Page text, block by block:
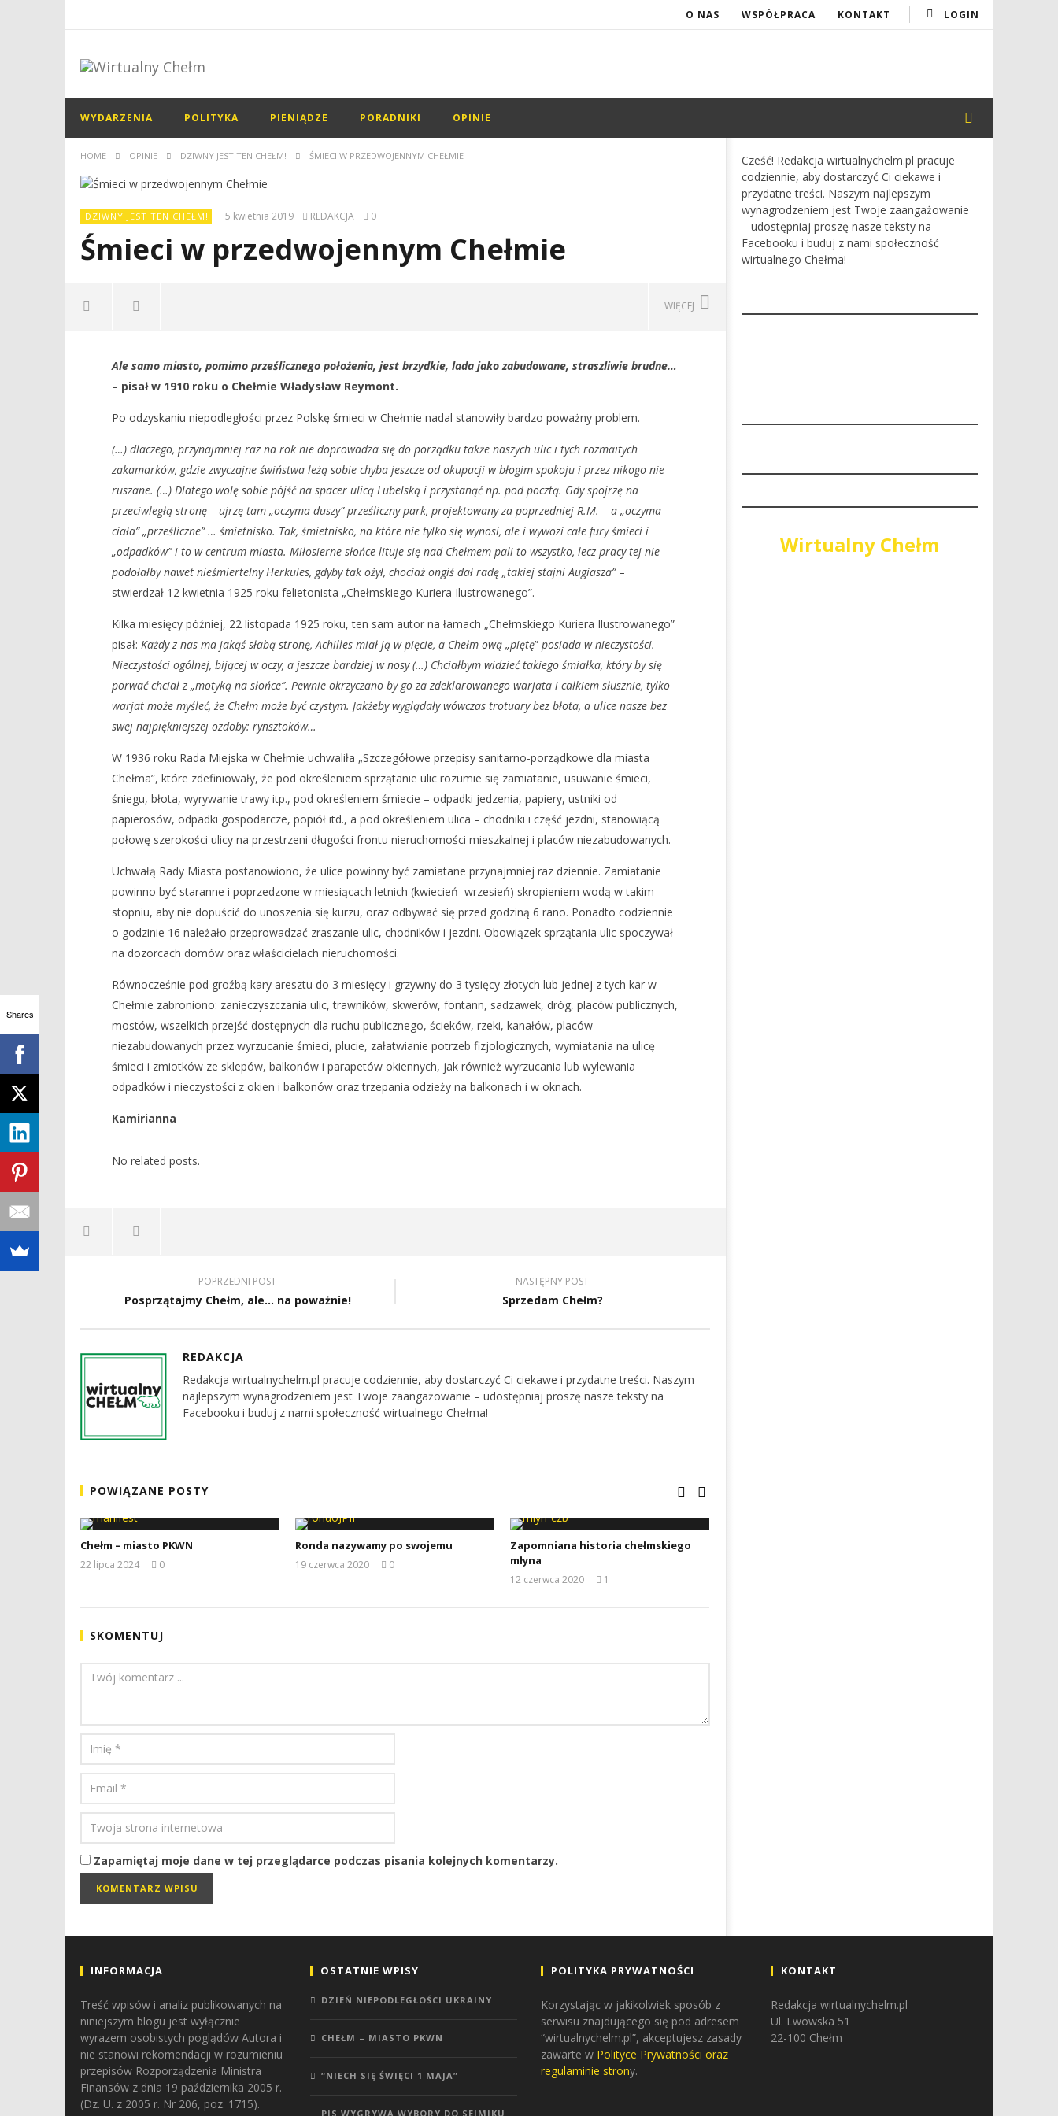
LOGIN
O NAS WSPÓŁPRACA KONTAKT
WYDARZENIA POLITYKA PIENIĄDZE PORADNIKI OPINIE
HOME OPINIE DZIWNY JEST TEN CHEŁM! ŚMIECI W PRZEDWOJENNYM CHEŁMIE
DZIWNY JEST TEN CHEŁM! 5 kwietnia 2019 REDAKCJA 0
Śmieci w przedwojennym Chełmie
WIĘCEJ
2019
2019
2019
kwietnia
Ale samo miasto, pomimo prześlicznego położenia, jest brzydkie, lada jako zabudowane, straszliwie brudne…
– pisał w 1910 roku o Chełmie Władysław Reymont.
Po odzyskaniu niepodległości przez Polskę śmieci w Chełmie nadal stanowiły bardzo poważny problem.
(…) dlaczego, przynajmniej raz na rok nie doprowadza się do porządku także naszych ulic i tych rozmaitych
zakamarków, gdzie zwyczajne świństwa leżą sobie chyba jeszcze od okupacji w błogim spokoju i przez nikogo nie
ruszane. (…) Dlatego wolę sobie pójść na spacer ulicą Lubelską i przystanąć np. pod pocztą. Gdy spojrzę na
przeciwległą stronę – ujrzę tam „oczyma duszy” prześliczny park, projektowany za poprzedniej R.M. – a „oczyma
ciała” „prześliczne” … śmietnisko. Tak, śmietnisko, na które nie tylko się wynosi, ale i wywozi całe fury śmieci i
„odpadków” i to w centrum miasta. Miłosierne słońce lituje się nad Chełmem pali to wszystko, lecz pracy tej nie
podołałby nawet nieśmiertelny Herkules, gdyby tak ożył, chociaż ongiś dał radę „takiej stajni Augiasza”–
stwierdzał 12 kwietnia 1925 roku felietonista „Chełmskiego Kuriera Ilustrowanego”.
Kilka miesięcy później, 22 listopada 1925 roku, ten sam autor na łamach „Chełmskiego Kuriera Ilustrowanego”
pisał: Każdy z nas ma jakąś słabą stronę, Achilles miał ją w pięcie, a Chełm ową „piętę”posiada w nieczystości.
Nieczystości ogólnej, bijącej w oczy, a jeszcze bardziej w nosy (…) Chciałbym widzieć takiego śmiałka, który by się
porwać chciał z „motyką na słońce”. Pewnie okrzyczano by go za zdeklarowanego warjata i całkiem słusznie, tylko
warjat może myśleć, że Chełm może być czystym. Jakżeby wyglądały wówczas trotuary bez błota, a ulice nasze bez
swej najpiękniejszej ozdoby: rynsztoków…
W 1936 roku Rada Miejska w Chełmie uchwaliła „Szczegółowe przepisy sanitarno-porządkowe dla miasta
Chełma”, które zdefiniowały, że pod określeniem sprzątanie ulic rozumie się zamiatanie, usuwanie śmieci,
śniegu, błota, wyrywanie trawy itp., pod określeniem śmiecie – odpadki jedzenia, papiery, ustniki od
papierosów, odpadki gospodarcze, popiół itd., a pod określeniem ulica – chodniki i część jezdni, stanowiącą
połowę szerokości ulicy na przestrzeni długości frontu nieruchomości mieszkalnej i placów niezabudowanych.
Uchwałą Rady Miasta postanowiono, że ulice powinny być zamiatane przynajmniej raz dziennie. Zamiatanie
powinno być staranne i poprzedzone w miesiącach letnich (kwiecień–wrzesień) skropieniem wodą w takim
stopniu, aby nie dopuścić do unoszenia się kurzu, oraz odbywać się przed godziną 6 rano. Ponadto codziennie
o godzinie 16 należało przeprowadzać zraszanie ulic, chodników i jezdni. Obowiązek sprzątania ulic spoczywał
na dozorcach domów oraz właścicielach nieruchomości.
Równocześnie pod groźbą kary aresztu do 3 miesięcy i grzywny do 3 tysięcy złotych lub jednej z tych kar w
Chełmie zabroniono: zanieczyszczania ulic, trawników, skwerów, fontann, sadzawek, dróg, placów publicznych,
mostów, wszelkich przejść dostępnych dla ruchu publicznego, ścieków, rzeki, kanałów, placów
niezabudowanych przez wyrzucanie śmieci, plucie, załatwianie potrzeb fizjologicznych, wymiatania na ulicę
śmieci i zmiotków ze sklepów, balkonów i parapetów okiennych, jak również wyrzucania lub wylewania
odpadków i nieczystości z okien i balkonów oraz trzepania odzieży na balkonach i w oknach.
Kamirianna
No related posts.
POPRZEDNI POST
Posprzątajmy Chełm, ale... na poważnie!
NASTĘPNY POST
Sprzedam Chełm?
REDAKCJA
Redakcja wirtualnychelm.pl pracuje codziennie, aby dostarczyć Ci ciekawe i przydatne treści. Naszym
najlepszym wynagrodzeniem jest Twoje zaangażowanie – udostępniaj proszę nasze teksty na
Facebooku i buduj z nami społeczność wirtualnego Chełma!
POWIĄZANE POSTY
Chełm – miasto PKWN
22 lipca 2024
0
Ronda nazywamy po swojemu
19 czerwca 2020
0
Zapomniana historia chełmskiego
młyna
12 czerwca 2020
1
SKOMENTUJ
Zapamiętaj moje dane w tej przeglądarce podczas pisania kolejnych komentarzy.
Cześć! Redakcja wirtualnychelm.pl pracuje
codziennie, aby dostarczyć Ci ciekawe i
przydatne treści. Naszym najlepszym
wynagrodzeniem jest Twoje zaangażowanie
– udostępniaj proszę nasze teksty na
Facebooku i buduj z nami społeczność
wirtualnego Chełma!
Wirtualny Chełm
INFORMACJA
Treść wpisów i analiz publikowanych na
niniejszym blogu jest wyłącznie
wyrazem osobistych poglądów Autora i
nie stanowi rekomendacji w rozumieniu
przepisów Rozporządzenia Ministra
Finansów z dnia 19 października 2005 r.
(Dz. U. z 2005 r. Nr 206, poz. 1715).
OSTATNIE WPISY
DZIEŃ NIEPODLEGŁOŚCI UKRAINY
CHEŁM – MIASTO PKWN
“NIECH SIĘ ŚWIĘCI 1 MAJA”
PIS WYGRYWA WYBORY DO SEJMIKU
POLITYKA PRYWATNOŚCI
Korzystając w jakikolwiek sposób z
serwisu znajdującego się pod adresem
“wirtualnychelm.pl”, akceptujesz zasady
zawarte w Polityce Prywatności oraz
regulaminie strony.
KONTAKT
Redakcja wirtualnychelm.pl
Ul. Lwowska 51
22-100 Chełm
Shares